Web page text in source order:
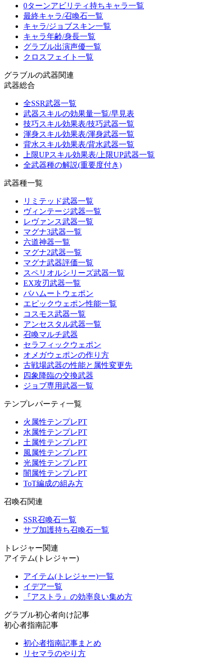
0ターンアビリティ持ちキャラ一覧
最終キャラ/召喚石一覧
キャラ/ジョブスキン一覧
キャラ年齢/身長一覧
グラブル出演声優一覧
クロスフェイト一覧
グラブルの武器関連
武器総合
全SSR武器一覧
武器スキルの効果量一覧/早見表
技巧スキル効果表/技巧武器一覧
渾身スキル効果表/渾身武器一覧
背水スキル効果表/背水武器一覧
上限UPスキル効果表/上限UP武器一覧
全武器種の解説(重要度付き)
武器種一覧
リミテッド武器一覧
ヴィンテージ武器一覧
レヴァンス武器一覧
マグナ3武器一覧
六道神器一覧
マグナ2武器一覧
マグナ武器評価一覧
スペリオルシリーズ武器一覧
EX攻刃武器一覧
バハムートウェポン
エピックウェポン性能一覧
コスモス武器一覧
アンセスタル武器一覧
召喚マルチ武器
セラフィックウェポン
オメガウェポンの作り方
古戦場武器の性能と属性変更先
四象降臨の交換武器
ジョブ専用武器一覧
テンプレパーティ一覧
火属性テンプレPT
水属性テンプレPT
土属性テンプレPT
風属性テンプレPT
光属性テンプレPT
闇属性テンプレPT
ToT編成の組み方
召喚石関連
SSR召喚石一覧
サブ加護持ち召喚石一覧
トレジャー関連
アイテム(トレジャー)
アイテム(トレジャー)一覧
イデア一覧
『アストラ』の効率良い集め方
グラブル初心者向け記事
初心者指南記事
初心者指南記事まとめ
リセマラのやり方